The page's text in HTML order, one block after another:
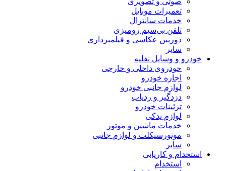
تعمیرات موبایل
خدمات سانترال
تلفن بی‌سیم رومیزی
دوربین عکاسی و فیلمبرداری
سایر
خودرو و وسایل نقلیه
خودروی داخلی و خارجی
اجاره خودرو
لوازم جانبی خودرو
دزدگیر و ردیاب
تزئینات خودرو
لوازم یدکی
خدمات ماشین و موتور
موتورسیکلت و لوازم جانبی
سایر
استخدام و کاریابی
استخدام